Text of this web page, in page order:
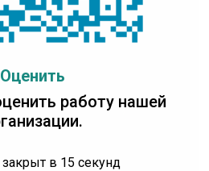
Оценить
работу нашей
в 13 секунд